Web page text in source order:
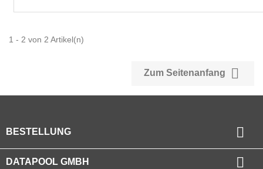
1 - 2 von 2 Artikel(n)
Zum Seitenanfang 
BESTELLUNG 
DATAPOOL GMBH 